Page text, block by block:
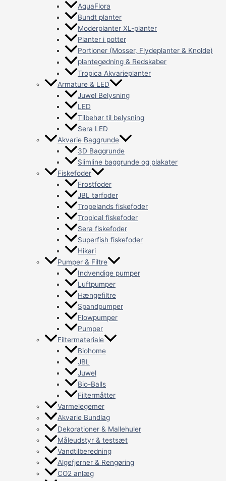
AquaFlora
Bundt planter
Moderplanter XL-planter
Planter i potter
Portioner (Mosser, Flydeplanter & Knolde)
plantegødning & Redskaber
Tropica Akvarieplanter
Armature & LED
Juwel Belysning
LED
Tilbehør til belysning
Sera LED
Akvarie Baggrunde
3D Baggrunde
Slimline baggrunde og plakater
Fiskefoder
Frostfoder
JBL tørfoder
Tropelands fiskefoder
Tropical fiskefoder
Sera fiskefoder
Superfish fiskefoder
Hikari
Pumper & Filtre
Indvendige pumper
Luftpumper
Hængefiltre
Spandpumper
Flowpumper
Pumper
Filtermateriale
Biohome
JBL
Juwel
Bio-Balls
Filtermåtter
Varmelegemer
Akvarie Bundlag
Dekorationer & Mallehuler
Måleudstyr & testsæt
Vandtilberedning
Algefjerner & Rengøring
CO2 anlæg